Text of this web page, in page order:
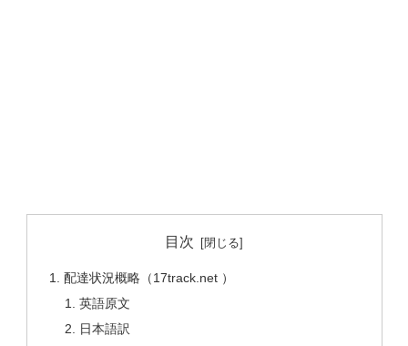
目次
配達状況概略（17track.net ）
英語原文
日本語訳